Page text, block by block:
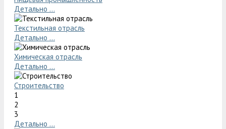
Детально ...
Текстильная отрасль
Детально ...
Химическая отрасль
Детально ...
Строительство
1
2
3
Детально ...